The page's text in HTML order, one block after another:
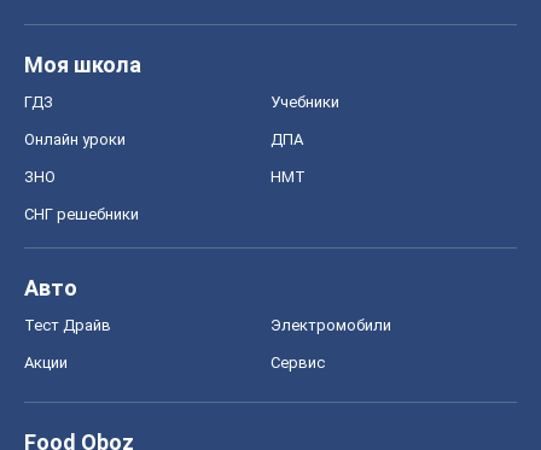
Моя школа
ГДЗ Учебники
Онлайн уроки ДПА
ЗНО НМТ
СНГ решебники
Авто
Тест Драйв Электромобили
Акции Сервис
Food Oboz